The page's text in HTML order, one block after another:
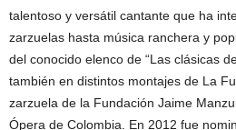
talentoso y versátil cantante que ha
zarzuelas hasta música ranchera y
del conocido elenco de “Las clásicas
también en distintos montajes de La
zarzuela de la Fundación Jaime
Ópera de Colombia. En 2012 fue